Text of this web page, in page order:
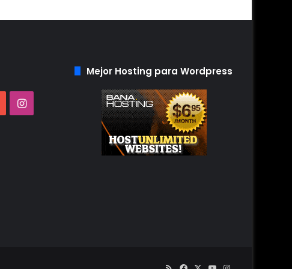
YouTubeInstagram
Mejor Hosting para Wordpress